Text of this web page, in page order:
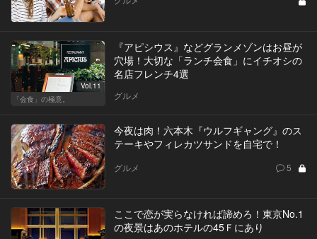
Vol.11
「会食」の極意。
『アピシウス』などグランメゾンはお昼が
穴場！大切な「ランチ会食」にイチオシの
名店フレンチ4選
グルメ
今夜は肉！六本木『ウルフギャング』のス
テーキやフィレカツサンドを自宅で！
グルメ 5
ここで恋が実らなければ諦めろ！東京No.1
の夜景はあのホテルの45Ｆにあり